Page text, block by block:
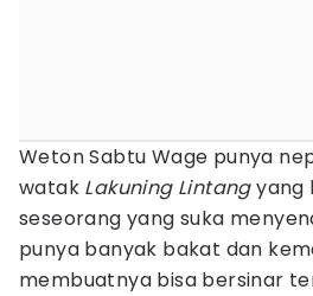
Weton Sabtu Wage punya
watak Lakuning Lintangyang
seseorang yang suka
punya banyak bakat dan
membuatnya bisa bersinar